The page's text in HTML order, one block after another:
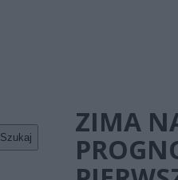
Szukaj
ZIMA